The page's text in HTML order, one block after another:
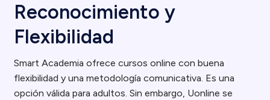
Reconocimiento y
Flexibilidad
Smart Academia ofrece cursos online con buena
flexibilidad y una metodología comunicativa. Es una
opción válida para adultos. Sin embargo, Uonline se